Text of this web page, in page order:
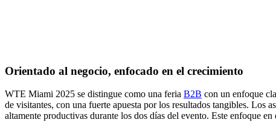
Orientado al negocio, enfocado en el crecimiento
WTE Miami 2025 se distingue como una feria B2B con un enfoque
de visitantes, con una fuerte apuesta por los resultados tangibles. Los
altamente productivas durante los dos días del evento. Este enfoque